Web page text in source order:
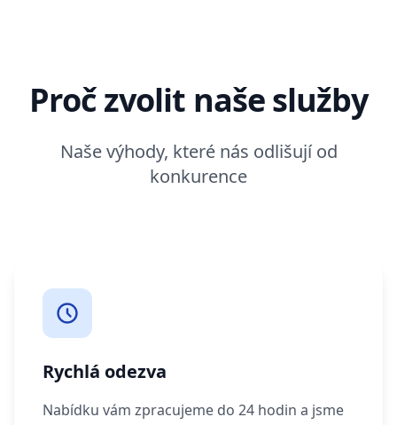
Proč zvolit naše služby
Naše výhody, které nás odlišují od
konkurence
Rychlá odezva
Nabídku vám zpracujeme do 24 hodin a jsme